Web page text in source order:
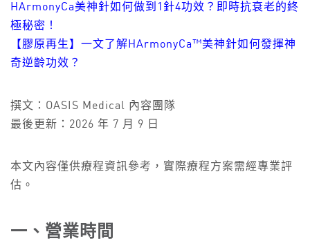
HArmonyCa美神針如何做到1針4功效？即時抗衰老的終
極秘密！
【膠原再生】一文了解HArmonyCa™美神針如何發揮神
奇逆齡功效？
撰文：OASIS Medical 內容團隊
最後更新：2026 年 7 月 9 日
本文內容僅供療程資訊參考，實際療程方案需經專業評
估。
一、營業時間